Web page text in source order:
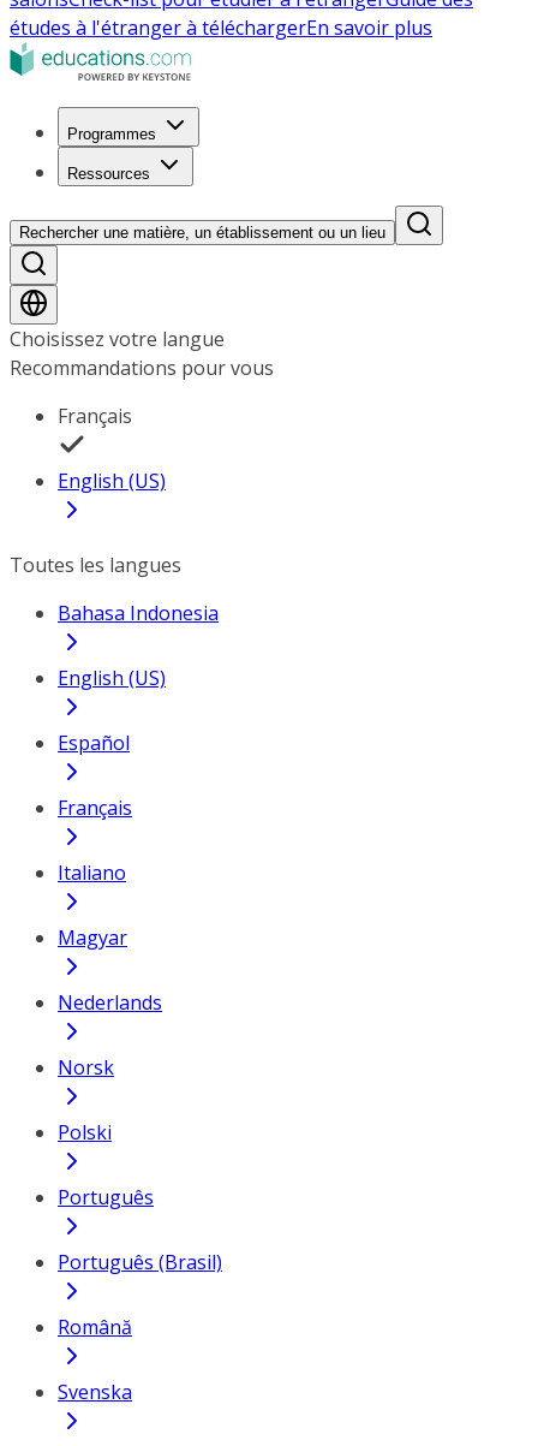
études à l'étranger à téléchargerEn savoir plus
Programmes
Ressources
Rechercher une matière, un établissement ou un lieu
Choisissez votre langue
Recommandations pour vous
Français
English (US)
Toutes les langues
Bahasa Indonesia
English (US)
Español
Français
Italiano
Magyar
Nederlands
Norsk
Polski
Português
Português (Brasil)
Română
Svenska